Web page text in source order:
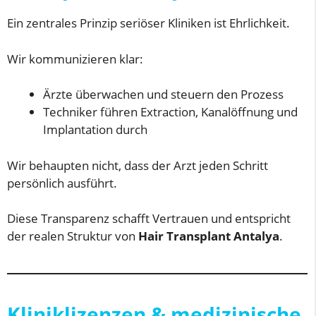
Ein zentrales Prinzip seriöser Kliniken ist Ehrlichkeit.
Wir kommunizieren klar:
Ärzte überwachen und steuern den Prozess
Techniker führen Extraction, Kanalöffnung und
Implantation durch
Wir behaupten nicht, dass der Arzt jeden Schritt
persönlich ausführt.
Diese Transparenz schafft Vertrauen und entspricht
der realen Struktur von Hair Transplant Antalya.